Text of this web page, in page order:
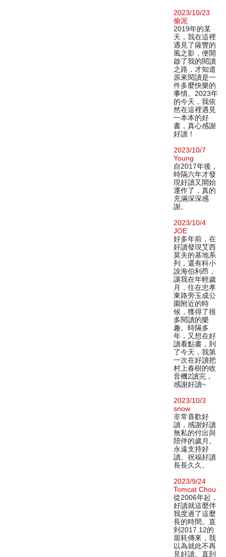
2023/10/23
偷泥
2019年的某
天，我在這裡
遇見了薩豐的
風之影，便開
啟了我的閱讀
之路，才知道
原來閱讀是一
件多麼快樂的
事情。2023年
的今天，我依
然在這裡遇見
一本本的好
書，真心感謝
好讀！
2023/10/7
Young
自2017年後，
時隔六年才發
現好讀又開始
運作了，真的
充滿深深感
謝。
2023/10/4
JOE
好多年前，在
好讀發現艾西
莫夫的基地系
列，還有科小
說海伯利昂，
讓我在年輕歲
月，住在忠孝
東路旁玉成公
園附近的時
候，獲得了很
多閱讀的樂
趣。時隔多
年，又想在好
讀看點書，到
了今天，我第
一次在好讀把
村上春樹的收
音機2讀完，
感謝好讀~
2023/10/3
snow
非常喜歡好
讀，感謝好讀
無私的付出與
陪伴的歲月。
永遠支持好
讀。祝福好讀
長長久久。
2023/9/24
Tomcat Chou
從2006年起，
好讀就這麼伴
我度過了這麼
長的時間。直
到2017.12的
噩耗傳來，我
以為就此不再
見好讀。直到